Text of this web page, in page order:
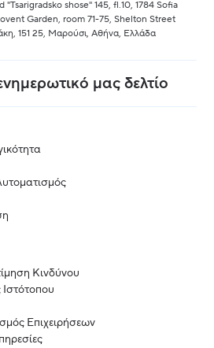
shose" 145, fl.10, 1784 Sofia
Garden, room 71-75, Shelton Street
151 25, Μαρούσι, Αθήνα, Ελλάδα
μας δελτίο
Κινδύνου
Επιχειρήσεων